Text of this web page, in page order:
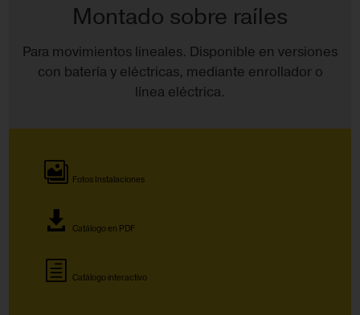
Montado sobre raíles
Para movimientos lineales. Disponible en versiones
con batería y eléctricas, mediante enrollador o
línea eléctrica.
Fotos Instalaciones
Catálogo en PDF
Catálogo interactivo